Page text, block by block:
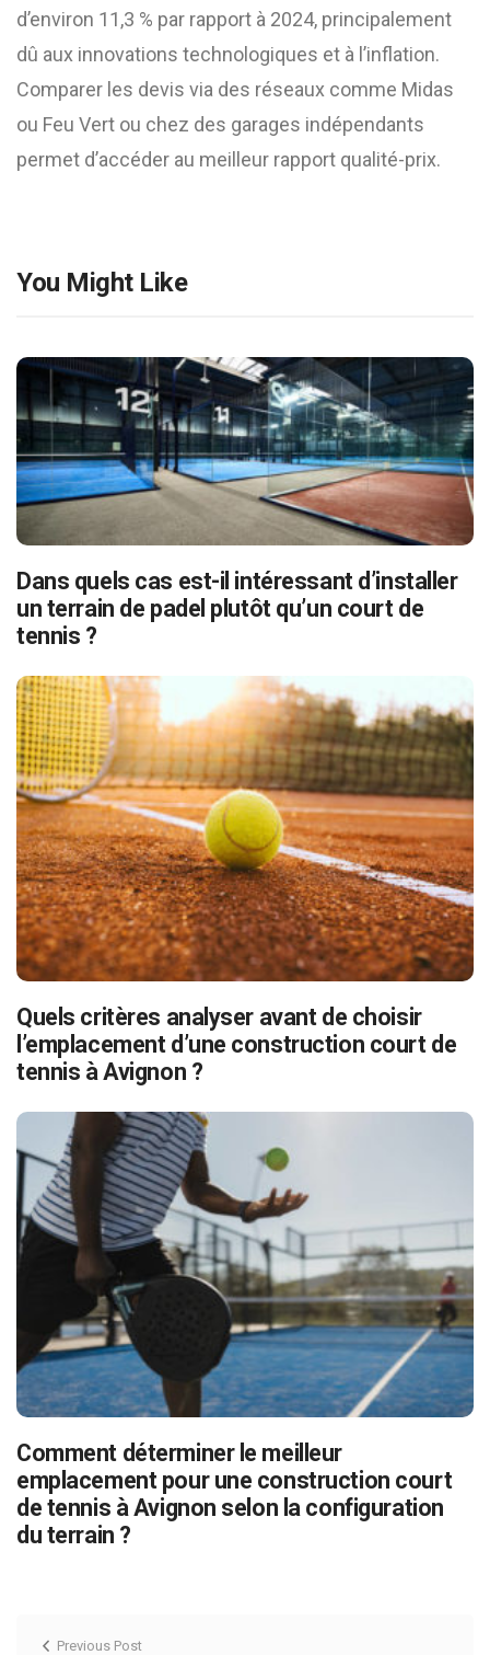
d’environ 11,3 % par rapport à 2024, principalement
dû aux innovations technologiques et à l’inflation.
Comparer les devis via des réseaux comme Midas
ou Feu Vert ou chez des garages indépendants
permet d’accéder au meilleur rapport qualité-prix.
You Might Like
Dans quels cas est-il intéressant d’installer
un terrain de padel plutôt qu’un court de
tennis ?
Quels critères analyser avant de choisir
l’emplacement d’une construction court de
tennis à Avignon ?
Comment déterminer le meilleur
emplacement pour une construction court
de tennis à Avignon selon la configuration
du terrain ?
Previous Post